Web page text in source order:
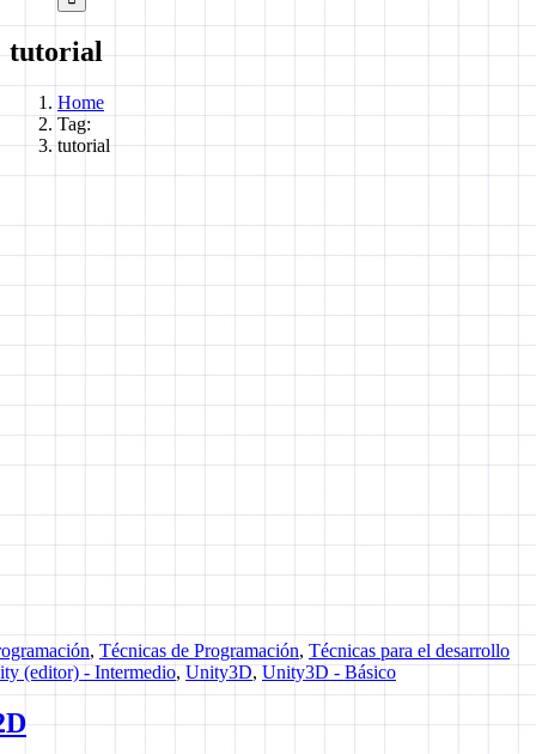
tutorial
Home
Tag:
tutorial
, Técnicas de Programación, Técnicas para el desarrollo
(editor) - Intermedio, Unity3D, Unity3D - Básico